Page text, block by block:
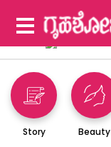
Story Beauty